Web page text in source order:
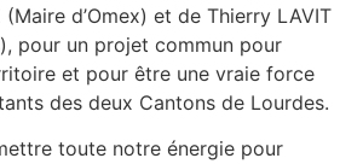
(Maire d’Omex) et de Thierry LAVIT
pour un projet commun pour
et pour être une vraie force
des deux Cantons de Lourdes.
toute notre énergie pour